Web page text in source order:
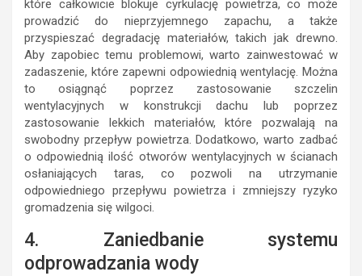
które całkowicie blokuje cyrkulację powietrza, co może
prowadzić do nieprzyjemnego zapachu, a także
przyspieszać degradację materiałów, takich jak drewno.
Aby zapobiec temu problemowi, warto zainwestować w
zadaszenie, które zapewni odpowiednią wentylację. Można
to osiągnąć poprzez zastosowanie szczelin
wentylacyjnych w konstrukcji dachu lub poprzez
zastosowanie lekkich materiałów, które pozwalają na
swobodny przepływ powietrza. Dodatkowo, warto zadbać
o odpowiednią ilość otworów wentylacyjnych w ścianach
osłaniających taras, co pozwoli na utrzymanie
odpowiedniego przepływu powietrza i zmniejszy ryzyko
gromadzenia się wilgoci.
4. Zaniedbanie systemu
odprowadzania wody